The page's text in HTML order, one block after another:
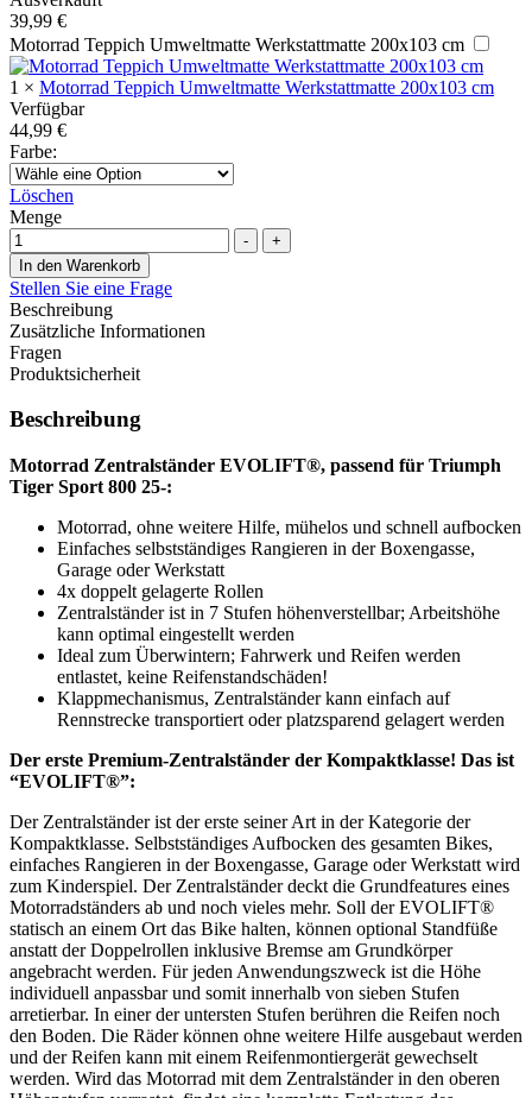
39,99 €
Motorrad Teppich Umweltmatte Werkstattmatte 200x103 cm
1 × Motorrad Teppich Umweltmatte Werkstattmatte 200x103 cm
Verfügbar
44,99 €
Farbe:
Löschen
Menge
-
+
In den Warenkorb
Stellen Sie eine Frage
Beschreibung
Zusätzliche Informationen
Fragen
Produktsicherheit
Beschreibung
Motorrad Zentralständer EVOLIFT®, passend für Triumph
Tiger Sport 800 25-:
Motorrad, ohne weitere Hilfe, mühelos und schnell aufbocken
Einfaches selbstständiges Rangieren in der Boxengasse,
Garage oder Werkstatt
4x doppelt gelagerte Rollen
Zentralständer ist in 7 Stufen höhenverstellbar; Arbeitshöhe
kann optimal eingestellt werden
Ideal zum Überwintern; Fahrwerk und Reifen werden
entlastet, keine Reifenstandschäden!
Klappmechanismus, Zentralständer kann einfach auf
Rennstrecke transportiert oder platzsparend gelagert werden
Der erste Premium-Zentralständer der Kompaktklasse! Das ist
“EVOLIFT®”:
Der Zentralständer ist der erste seiner Art in der Kategorie der
Kompaktklasse. Selbstständiges Aufbocken des gesamten Bikes,
einfaches Rangieren in der Boxengasse, Garage oder Werkstatt wird
zum Kinderspiel. Der Zentralständer deckt die Grundfeatures eines
Motorradständers ab und noch vieles mehr. Soll der EVOLIFT®
statisch an einem Ort das Bike halten, können optional Standfüße
anstatt der Doppelrollen inklusive Bremse am Grundkörper
angebracht werden. Für jeden Anwendungszweck ist die Höhe
individuell anpassbar und somit innerhalb von sieben Stufen
arretierbar. In einer der untersten Stufen berühren die Reifen noch
den Boden. Die Räder können ohne weitere Hilfe ausgebaut werden
und der Reifen kann mit einem Reifenmontiergerät gewechselt
werden. Wird das Motorrad mit dem Zentralständer in den oberen